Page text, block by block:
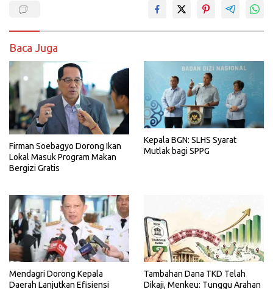
Baca Juga
Firman Soebagyo Dorong Ikan
Lokal Masuk Program Makan
Bergizi Gratis
Kepala BGN: SLHS Syarat
Mutlak bagi SPPG
Mendagri Dorong Kepala
Daerah Lanjutkan Efisiensi
Tambahan Dana TKD Telah
Dikaji, Menkeu: Tunggu Arahan